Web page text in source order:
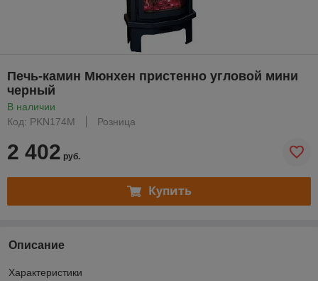
Печь-камин Мюнхен пристенно угловой мини
черный
В наличии
Код: PKN174M
Розница
2 402 руб.
Купить
Описание
Характеристики